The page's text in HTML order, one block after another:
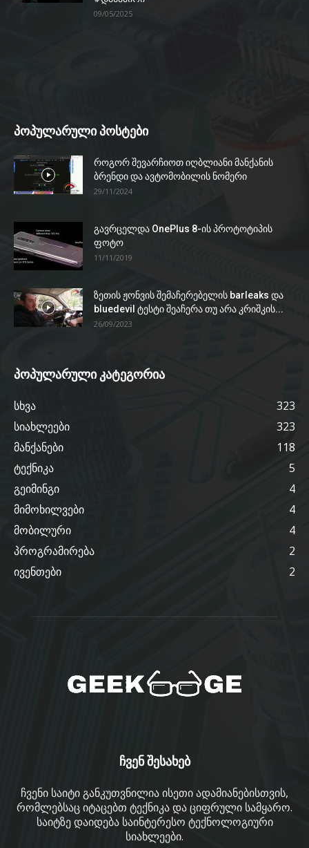
09/05/2025
პოპულარული პოსტები
როგორ შევარჩიოთ იღბლიანი მანქანის
ბრენდი და ავტომობილის ნომერი
29/11/2024
გავრცელდა OnePlus 8-ის პროტოტიპის
ფოტო
11/11/2019
ზეთის ჟონვის შემაჩერებელის barleaks და
bluedevil ტესტი შეაჩერა თუ არა კრიშკის...
26/09/2023
პოპულარული კატეგორია
სხვა
323
სიახლეები
323
მანქანები
118
ტექნიკა
5
გეიმინგი
4
მიმოხილვები
4
მობილური
4
პროგრამირება
2
ივენთები
2
ჩვენ შესახებ
ჩვენი საიტი განკუთვნილია ისეთი ადამიანებისთვის,
რომლებსაც იტაცებთ ტექნიკა და ციფრული სამყარო.
საიტზე დაიდება საინტერესო ტექნოლოგიური
სიახლეები.